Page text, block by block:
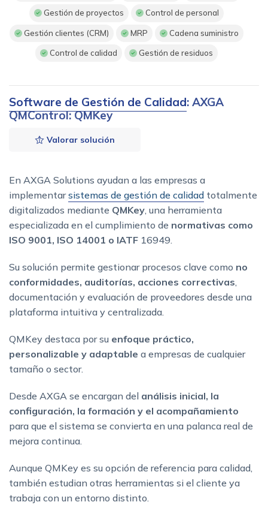
Gestión de proyectos Control de personal
Gestión clientes (CRM) MRP Cadena suministro
Control de calidad Gestión de residuos
Software de Gestión de Calidad: AXGA
QMControl: QMKey
Valorar solución
En AXGA Solutions ayudan a las empresas a
implementarsistemas de gestión de calidad totalmente
digitalizados mediante QMKey, una herramienta
especializada en el cumplimiento de normativas como
ISO 9001, ISO 14001 o IATF 16949.
Su solución permite gestionar procesos clave como no
conformidades, auditorías, acciones correctivas,
documentación y evaluación de proveedores desde una
plataforma intuitiva y centralizada.
QMKey destaca por su enfoque práctico,
personalizable y adaptable a empresas de cualquier
tamaño o sector.
Desde AXGA se encargan del análisis inicial, la
configuración, la formación y el acompañamiento
para que el sistema se convierta en una palanca real de
mejora continua.
Aunque QMKey es su opción de referencia para calidad,
también estudian otras herramientas si el cliente ya
trabaja con un entorno distinto.